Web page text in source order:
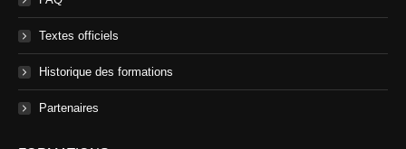
Textes officiels
Historique des formations
Partenaires